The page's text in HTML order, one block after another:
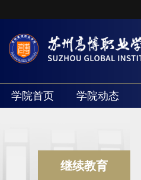
学院首页 学院动态
继续教育